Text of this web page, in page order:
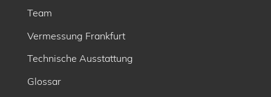
Team
Vermessung Frankfurt
Technische Ausstattung
Glossar